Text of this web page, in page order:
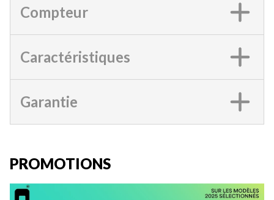
Compteur
Caractéristiques
Garantie
PROMOTIONS